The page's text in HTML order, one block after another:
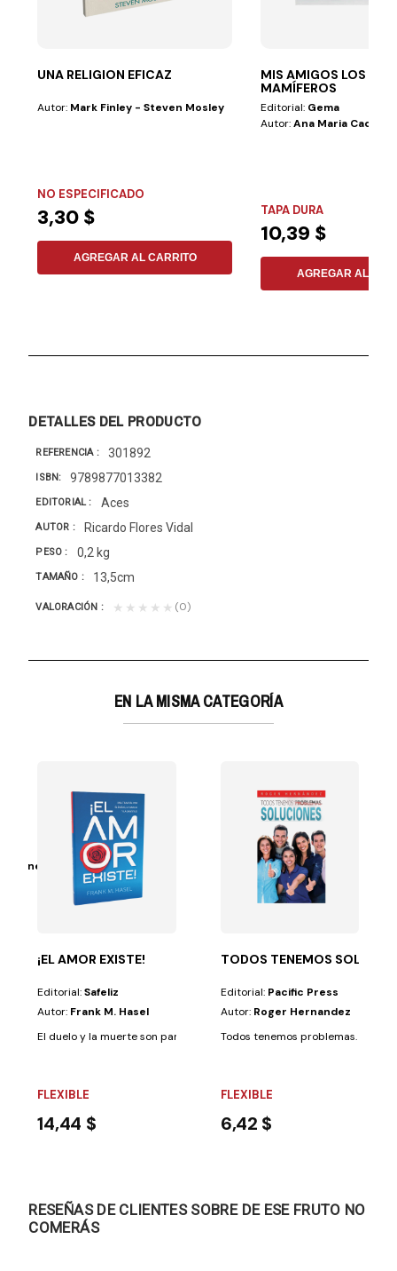
UNA RELIGION EFICAZ
Autor: Mark Finley - Steven Mosley
NO ESPECIFICADO
3,30 $
AGREGAR AL CARRITO
MIS AMIGOS LOS
MAMÍFEROS
Editorial: Gema
Autor:Ana Maria Cadena
TAPA DURA
10,39 $
AGREGAR AL
DETALLES DEL PRODUCTO
REFERENCIA 301892
ISBN 9789877013382
EDITORIAL Aces
AUTOR Ricardo Flores Vidal
PESO 0,2 kg
TAMAÑO 13,5cm
VALORACIÓN ★★★★★ (0)
EN LA MISMA CATEGORÍA
devota en la...
JESÚS CON CAR
nos conducen a la presencia de Dios y nos...
¡EL AMOR EXISTE!
Editorial:Safeliz
Autor: Frank M. Hasel
El duelo y la muerte son parte de nuestra experiencia en este planeta.
FLEXIBLE
14,44 $
TODOS TENEMOS
Editorial: Pacific Press
Autor: Roger Hernandez
Todos tenemos problemas. Es un
FLEXIBLE
6,42 $
RESEÑAS DE CLIENTES SOBRE DE ESE FRUTO NO
COMERÁS